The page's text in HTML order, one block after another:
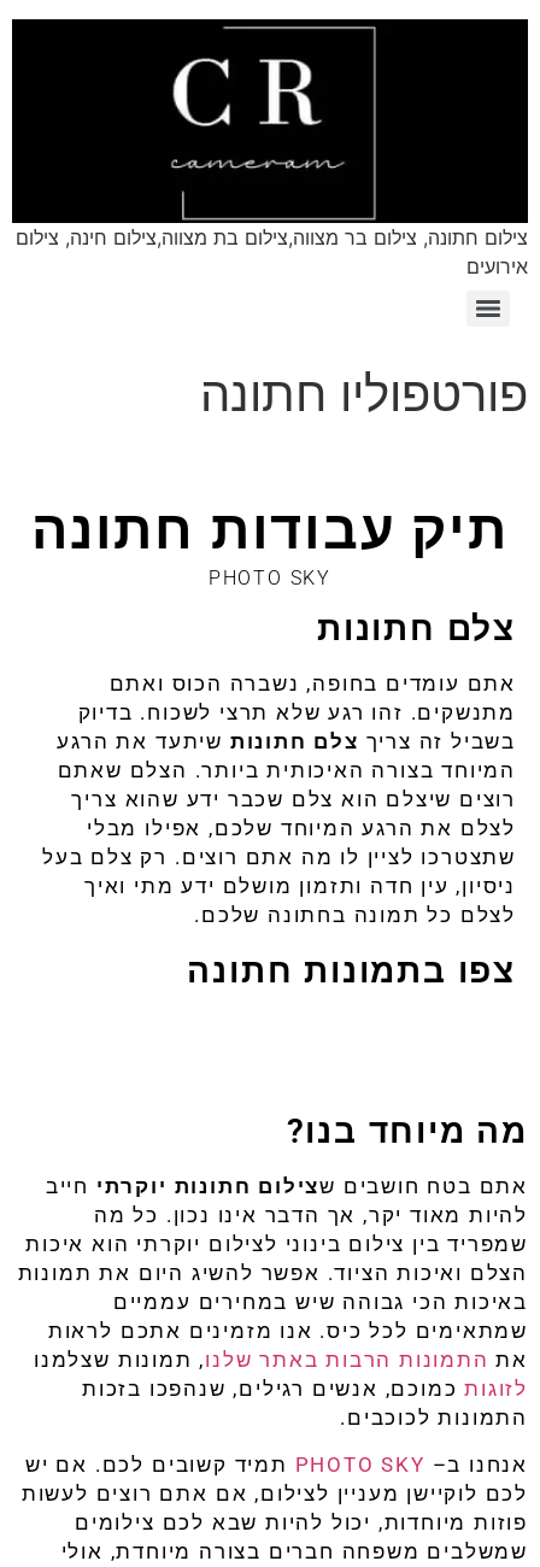
צילום חתונה, צילום בר מצווה,צילום בת מצווה,צילום חינה, צילום
אירועים
פורטפוליו חתונה
תיק עבודות חתונה
PHOTO SKY
צלם חתונות
אתם עומדים בחופה, נשברה הכוס ואתם
מתנשקים. זהו רגע שלא תרצי לשכוח . בדיוק
בשביל זה צריך צלם חתונות שיתעד את הרגע
המיוחד בצורה האיכותית ביותר. הצלם שאתם
רוצים שיצלם הוא צלם שכבר ידע שהוא צריך
לצלם את הרגע המיוחד שלכם, אפילו מבלי
שתצטרכו לציין לו מה אתם רוצים . רק צלם בעל
ניסיון, עין חדה ותזמון מושלם ידע מתי ואיך
לצלם כל תמונה בחתונה שלכם .
צפו בתמונות חתונה
מה מיוחד בנו?
אתם בטח חושבים שצילום חתונות יוקרתי חייב
להיות מאוד יקר, אך הדבר אינו נכון . כל מה
שמפריד בין צילום בינוני לצילום יוקרתי הוא איכות
הצלם ואיכות הציוד. אפשר להשיג היום את תמונות
באיכות הכי גבוהה שיש במחירים עממיים
שמתאימים לכל כיס. אנו מזמינים אתכם לראות
את התמונות הרבות באתר שלנו, תמונות שצלמנו
לזוגות כמוכם, אנשים רגילים, שנהפכו בזכות
התמונות לכוכבים .
אנחנו ב– תמיד קשובים לכם . אם יש
לכם לוקיישן מעניין לצילום, אם אתם רוצים לעשות
פוזות מיוחדות, יכול להיות שבא לכם צילומים
שמשלבים משפחה חברים בצורה מיוחדת, אולי